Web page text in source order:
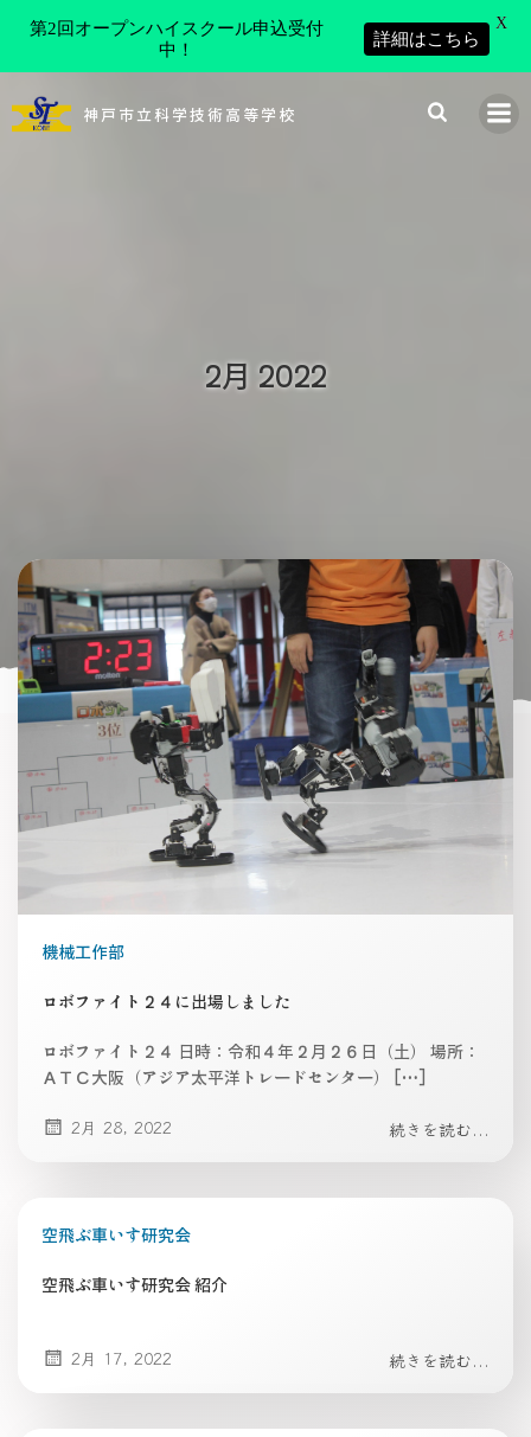
ン
神戸市立科学技術高等学校
2月 2022
機械工作部
ロボファイト２４に出場しました
ロボファイト２４ 日時：令和４年２月２６日（土） 場所：
ＡＴＣ大阪（アジア太平洋トレードセンター） […]
2月 28, 2022 続きを読む...
空飛ぶ車いす研究会
空飛ぶ車いす研究会 紹介
2月 17, 2022 続きを読む...
第2回オープンハイスクール申込受付
中！
詳細はこちら
X